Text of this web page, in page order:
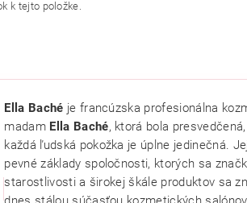
k tejto položke.
Ella Baché je francúzska profesionálna
madam Ella Baché, ktorá bola
každá ľudská pokožka je úplne jedinečná.
pevné základy spoločnosti, ktorých sa
starostlivosti a širokej škále produktov sa